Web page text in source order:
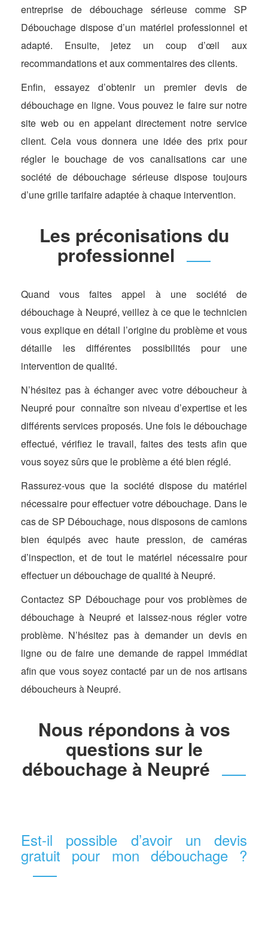
entreprise de débouchage sérieuse comme SP
Débouchage dispose d’un matériel professionnel et
adapté. Ensuite, jetez un coup d’œil aux
recommandations et aux commentaires des clients.
Enfin, essayez d’obtenir un premier devis de
débouchage en ligne. Vous pouvez le faire sur notre
site web ou en appelant directement notre service
client. Cela vous donnera une idée des prix pour
régler le bouchage de vos canalisations car une
société de débouchage sérieuse dispose toujours
d’une grille tarifaire adaptée à chaque intervention.
Les préconisations du
professionnel
Quand vous faites appel à une société de
débouchage à Neupré, veillez à ce que le technicien
vous explique en détail l’origine du problème et vous
détaille les différentes possibilités pour une
intervention de qualité.
N’hésitez pas à échanger avec votre déboucheur à
Neupré pour connaître son niveau d’expertise et les
différents services proposés. Une fois le débouchage
effectué, vérifiez le travail, faites des tests afin que
vous soyez sûrs que le problème a été bien réglé.
Rassurez-vous que la société dispose du matériel
nécessaire pour effectuer votre débouchage. Dans le
cas de SP Débouchage, nous disposons de camions
bien équipés avec haute pression, de caméras
d’inspection, et de tout le matériel nécessaire pour
effectuer un débouchage de qualité à Neupré.
Contactez SP Débouchage pour vos problèmes de
débouchage à Neupré et laissez-nous régler votre
problème. N’hésitez pas à demander un devis en
ligne ou de faire une demande de rappel immédiat
afin que vous soyez contacté par un de nos artisans
déboucheurs à Neupré.
Nous répondons à vos
questions sur le
débouchage à Neupré
Est-il possible d’avoir un devis
gratuit pour mon débouchage ?